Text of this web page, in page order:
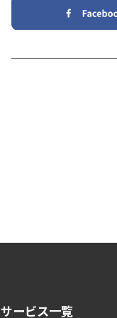
サービス一覧